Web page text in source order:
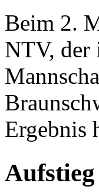
Beim 2.
NTV, der
Ergebnis